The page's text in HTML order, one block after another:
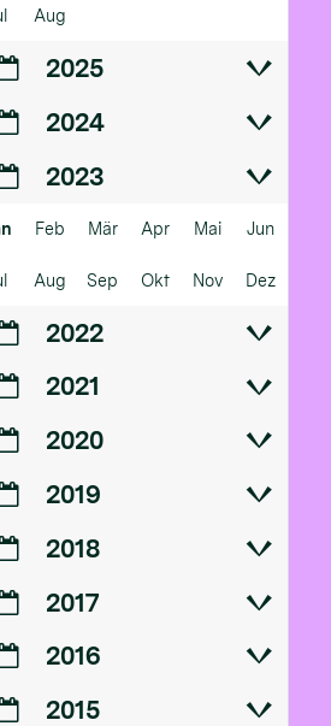
Aug
2025
2024
2023
Feb Mär Apr Mai Jun
Aug Sep Okt Nov Dez
2022
2021
2020
2019
2018
2017
2016
2015